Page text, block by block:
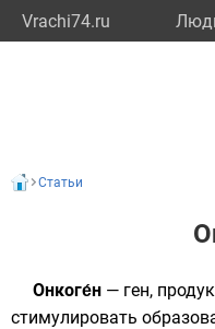
Vrachi74.ru
Статьи
Онкоге́н — ген,
стимулировать